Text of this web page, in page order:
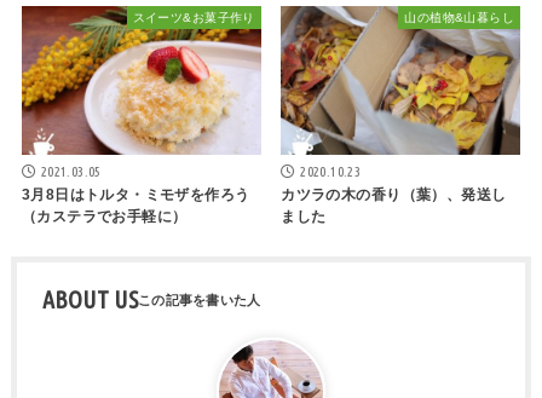
スイーツ&お菓子作り
2021.03.05
3月8日はトルタ・ミモザを作ろう
（カステラでお手軽に）
山の植物&山暮らし
2020.10.23
カツラの木の香り（葉）、発送し
ました
ABOUT US